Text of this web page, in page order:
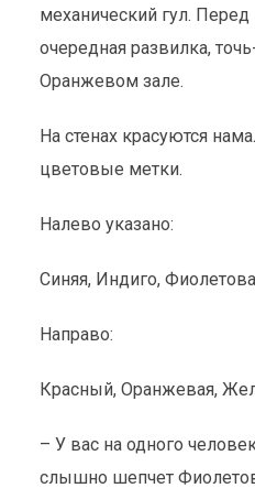
механический гул.
очередная развилка,
Оранжевом зале.
На стенах красуются
цветовые метки.
Налево указано:
Синяя, Индиго,
Направо:
Красный, Оранжевая,
– У вас на одного
слышно шепчет